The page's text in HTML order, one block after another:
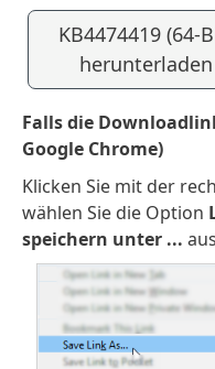
KB4474419 (64-
herunterladen
Falls die
Google Chrome)
Klicken Sie mit der
wählen Sie die Option
speichern unter ...